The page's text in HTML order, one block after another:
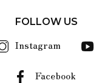
FOLLOW US
Instagram
Facebook